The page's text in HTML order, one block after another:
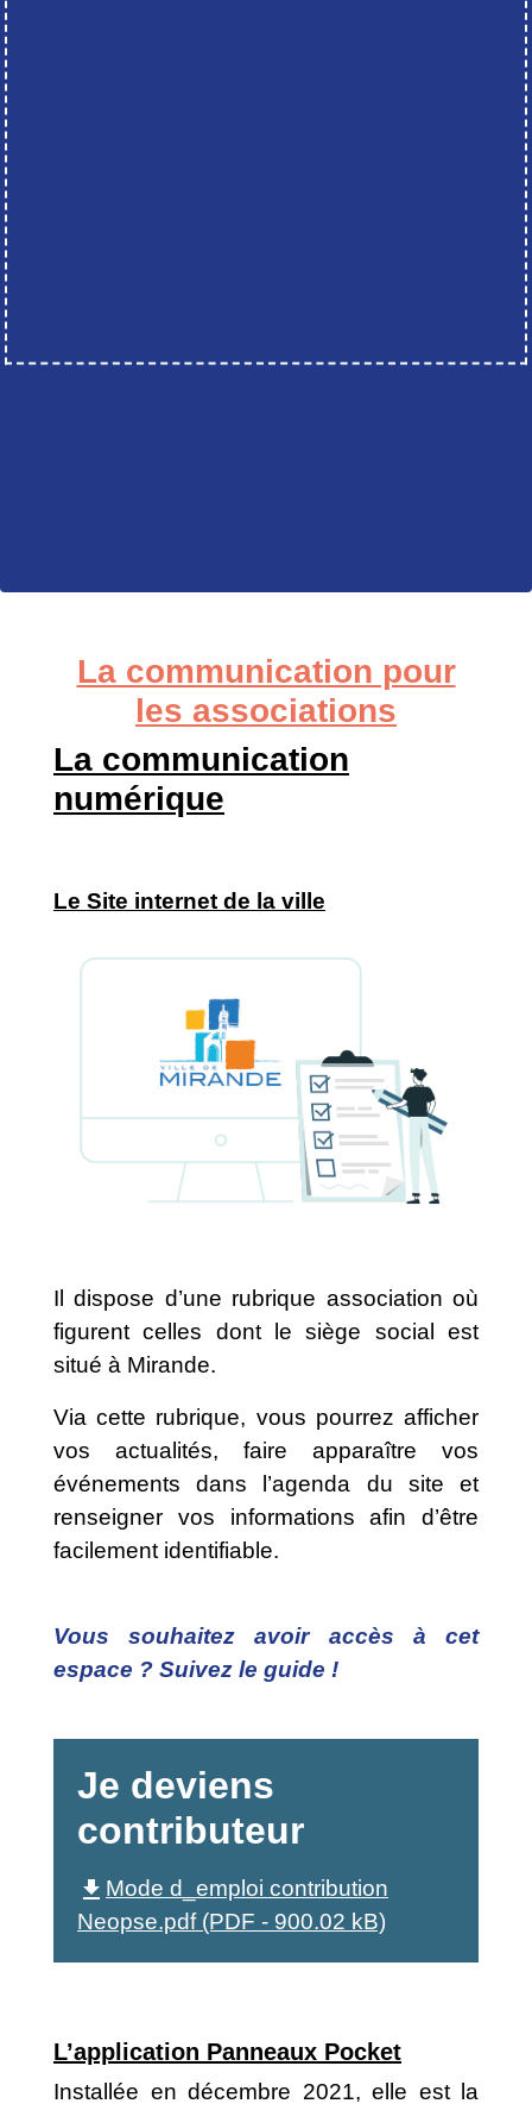
La communication pour
les associations
La communication
numérique
Le Site internet de la ville
Il dispose d’une rubrique association où
figurent celles dont le siège social est
situé à Mirande.
Via cette rubrique, vous pourrez afficher
vos actualités, faire apparaître vos
événements dans l’agenda du site et
renseigner vos informations afin d’être
facilement identifiable.
Vous souhaitez avoir accès à cet
espace ? Suivez le guide !
Je deviens
contributeur
file_download Mode d_emploi contribution
Neopse.pdf (PDF - 900.02 kB)
L’application Panneaux Pocket
Installée en décembre 2021, elle est la